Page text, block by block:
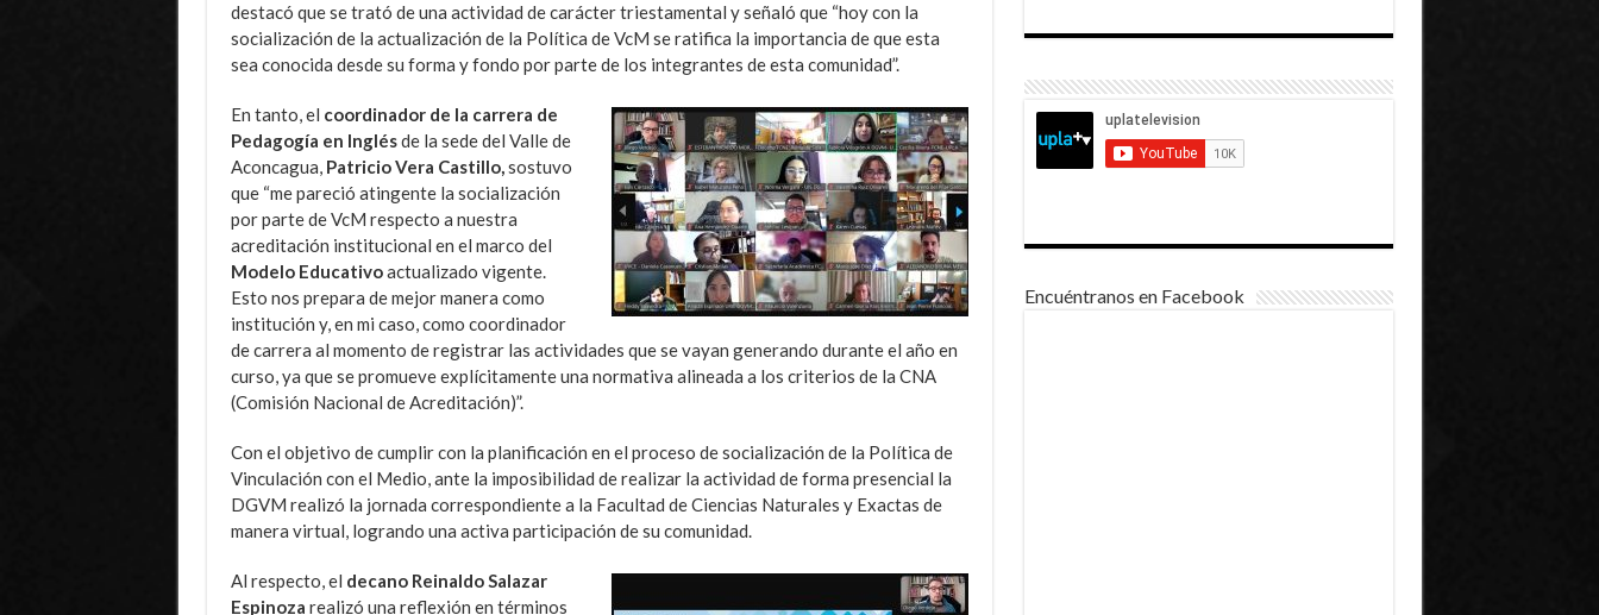
destacó que se trató de una actividad de carácter triestamental y señaló que “hoy con la
socialización de la actualización de la Política de VcM se ratifica la importancia de que esta
sea conocida desde su forma y fondo por parte de los integrantes de esta comunidad”.
En tanto, el coordinador de la carrera de
Pedagogía en Inglésde la sede del Valle de
Aconcagua, Patricio Vera Castillo,sostuvo
que “me pareció atingente la socialización
por parte de VcM respecto a nuestra
acreditación institucional en el marco del
Modelo Educativoactualizado vigente.
Esto nos prepara de mejor manera como
institución y, en mi caso, como coordinador
de carrera al momento de registrar las actividades que se vayan generando durante el año en
curso, ya que se promueve explícitamente una normativa alineada a los criterios de la CNA
(Comisión Nacional de Acreditación)”.
Con el objetivo de cumplir con la planificación en el proceso de socialización de la Política de
Vinculación con el Medio, ante la imposibilidad de realizar la actividad de forma presencial la
DGVM realizó la jornada correspondiente a la Facultad de Ciencias Naturales y Exactas de
manera virtual, logrando una activa participación de su comunidad.
Al respecto, el decano Reinaldo Salazar
Espinoza realizó una reflexión en términos
Encuéntranos en Facebook